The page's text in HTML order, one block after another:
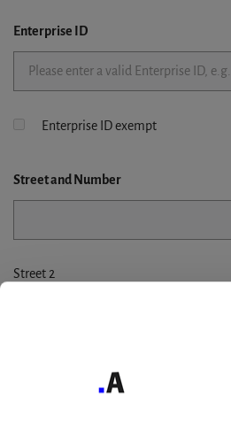
Enterprise ID
Enterprise ID exempt
Streetand Number
Street 2